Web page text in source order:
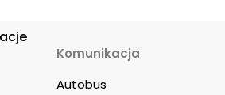
Komunikacja
Autobus